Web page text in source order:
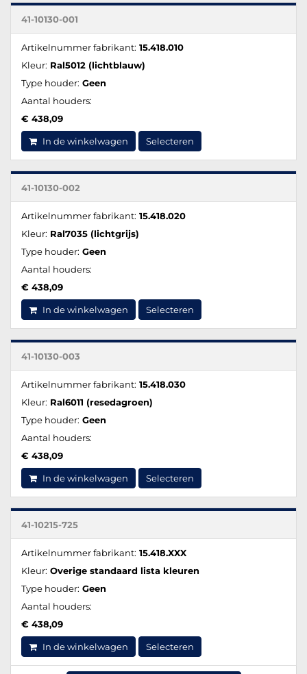
41-10130-001
Artikelnummer fabrikant: 15.418.010
Kleur: Ral5012 (lichtblauw)
Type houder: Geen
Aantal houders:
€ 438,09
In de winkelwagen Selecteren
41-10130-002
Artikelnummer fabrikant: 15.418.020
Kleur: Ral7035 (lichtgrijs)
Type houder: Geen
Aantal houders:
€ 438,09
In de winkelwagen Selecteren
41-10130-003
Artikelnummer fabrikant: 15.418.030
Kleur: Ral6011 (resedagroen)
Type houder: Geen
Aantal houders:
€ 438,09
In de winkelwagen Selecteren
41-10215-725
Artikelnummer fabrikant: 15.418.XXX
Kleur: Overige standaard lista kleuren
Type houder: Geen
Aantal houders:
€ 438,09
In de winkelwagen Selecteren